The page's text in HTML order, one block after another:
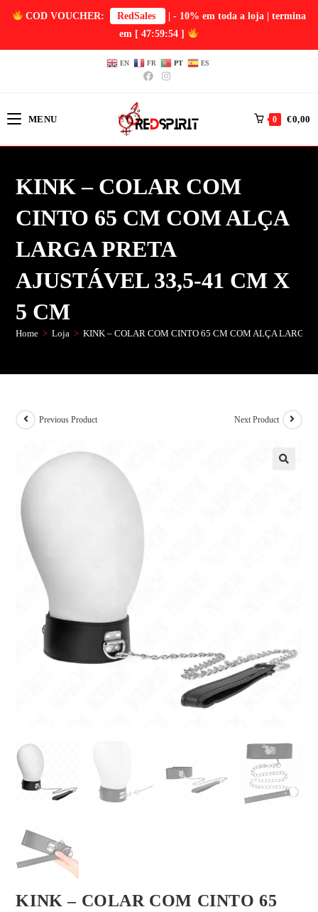
COD VOUCHER: RedSales
| - 10% em toda a loja | termina
em [ 47:59:54 ]
EN FR PT ES
MENU 0 €0,00
KINK – COLAR COM
CINTO 65 CM COM ALÇA
LARGA PRETA
AJUSTÁVEL 33,5-41 CM X
5 CM
Home > Loja > KINK – COLAR COM CINTO 65 CM COM ALÇA LARGA
Previous Product Next Product
KINK – COLAR COM CINTO 65